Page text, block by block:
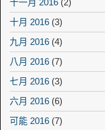
十一月 2016 (2)
十月 2016 (3)
九月 2016 (4)
八月 2016 (7)
七月 2016 (3)
六月 2016 (6)
可能 2016 (7)